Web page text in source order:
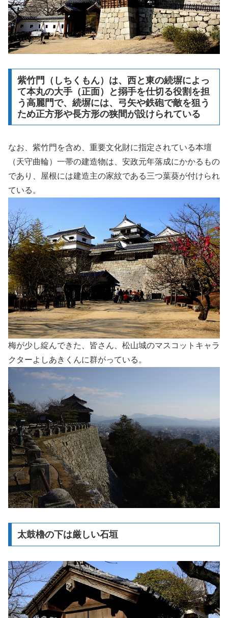
紫竹門（しちくもん）は、西と東の続塀によっ
て本丸の大手（正面）と搦手を仕切る役割を担
う高麗門で、続塀には、弓矢や鉄砲で敵を狙う
ため正方形や長方形の狭間が設けられている
なお、紫竹門を含め、重要文化財に指定されている本壇
（天守曲輪）一帯の建造物は、安政元年落成にかかるもの
であり、屋根には建造主の家紋である三つ葉葵が付けられ
ている。
梅が少し綻んできた、皆さん、松山城のマスコットキャラ
クターよしあきくんに群がっている。
太鼓櫓の下は厳しい石垣